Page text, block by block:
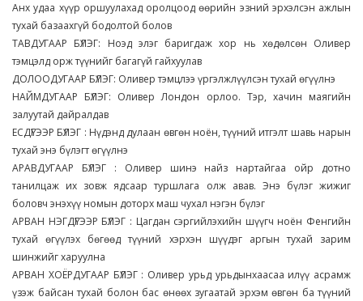
Анх удаа хүүр оршуулахад оролцоод өөрийн эзний эрхэлсэн ажлын
тухай базаахгүй бодолтой болов
ТАВДУГААР БҮЛЭГ: Ноэд элэг баригдаж хор нь хөдөлсөн Оливер
тэмцэлд орж түүнийг багагүй гайхуулав
ДОЛООДУГААР БҮЛЭГ: Оливер тэмцлээ үргэлжлүүлсэн тухай өгүүлнэ
НАЙМДУГААР БҮЛЭГ: Оливер Лондон орлоо. Тэр, хачин маягийн
залуутай дайралдав
ЕСДҮГЭЭР БҮЛЭГ : Нүдэнд дулаан өвгөн ноён, түүний итгэлт шавь нарын
тухай энэ бүлэгт өгүүлнэ
АРАВДУГААР БҮЛЭГ : Оливер шинэ найз нартайгаа ойр дотно
танилцаж их зовж ядсаар туршлага олж авав. Энэ бүлэг жижиг
боловч энэхүү номын доторх маш чухал нэгэн бүлэг
АРВАН НЭГДҮГЭЭР БҮЛЭГ : Цагдан сэргийлэхийн шүүгч ноён Фенгийн
тухай өгүүлэх бөгөөд түүний хэрхэн шүүдэг аргын тухай зарим
шинжийг харуулна
АРВАН ХОЁРДУГААР БҮЛЭГ : Оливер урьд урьдынхаасаа илүү асрамж
үзэж байсан тухай болон бас өнөөх зугаатай эрхэм өвгөн ба түүний